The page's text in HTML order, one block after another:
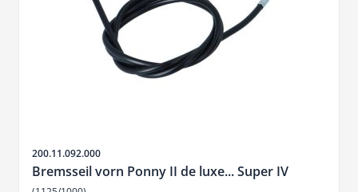
SKU
200.11.092.000
Bremsseil vorn Ponny II de luxe... Super IV